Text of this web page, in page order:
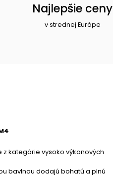
Najlepšie ceny
v strednej Európe
z kategórie vysoko výkonových
bavlnou dodajú bohatú a plnú